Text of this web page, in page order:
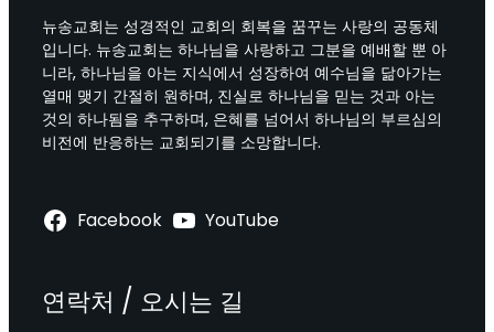
뉴송교회는 성경적인 교회의 회복을 꿈꾸는 사랑의 공동체
입니다. 뉴송교회는 하나님을 사랑하고 그분을 예배할 뿐 아
니라, 하나님을 아는 지식에서 성장하여 예수님을 닮아가는
열매 맺기 간절히 원하며, 진실로 하나님을 믿는 것과 아는
것의 하나됨을 추구하며, 은혜를 넘어서 하나님의 부르심의
비전에 반응하는 교회되기를 소망합니다.
Facebook YouTube
연락처 / 오시는 길